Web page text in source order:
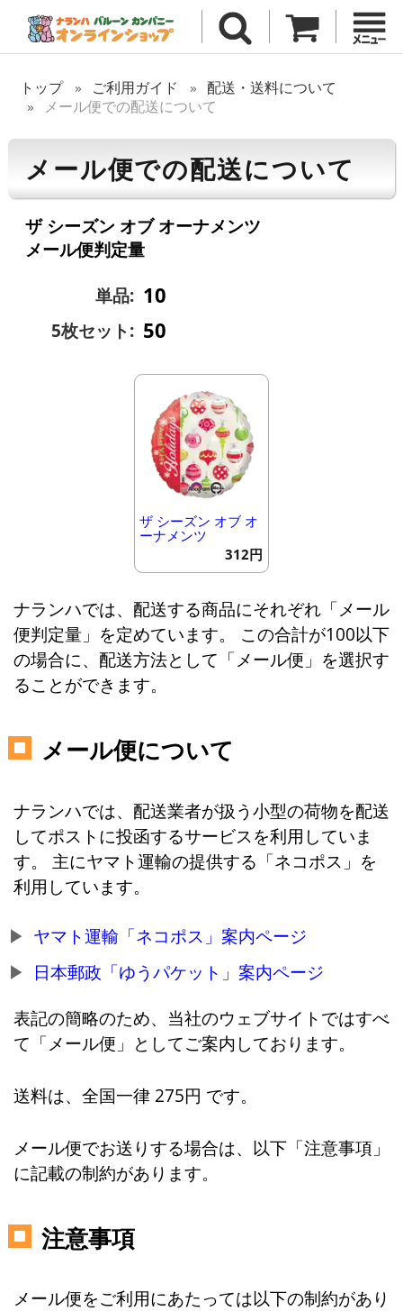
トップ ご利用ガイド
配送・送料について
メール便での配送について
メール便での配送について
ザ シーズン オブ オーナメンツ
メール便判定量
単品: 10
5枚セット: 50
ザ シーズン オブ オ
ーナメンツ
312円
ナランハでは、配送する商品にそれぞれ「メール
便判定量」を定めています。 この合計が100以下
の場合に、配送方法として「メール便」を選択す
ることができます。
メール便について
ナランハでは、配送業者が扱う小型の荷物を配送
してポストに投函するサービスを利用していま
す。 主にヤマト運輸の提供する「ネコポス」を
利用しています。
ヤマト運輸「ネコポス」案内ページ
日本郵政「ゆうパケット」案内ページ
表記の簡略のため、当社のウェブサイトではすべ
て「メール便」としてご案内しております。
送料は、全国一律 275円 です。
メール便でお送りする場合は、以下「注意事項」
に記載の制約があります。
注意事項
メール便をご利用にあたっては以下の制約があり